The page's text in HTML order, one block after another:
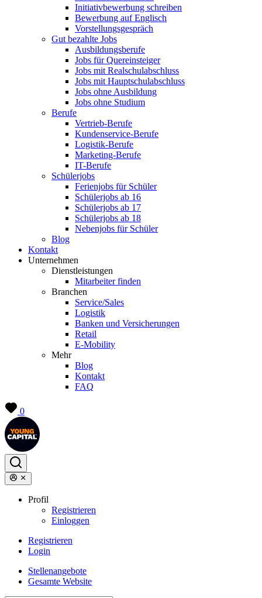
Initiativbewerbung schreiben
Bewerbung auf Englisch
Vorstellungsgespräch
Gut bezahlte Jobs
Ausbildungsberufe
Jobs für Quereinsteiger
Jobs mit Realschulabschluss
Jobs mit Hauptschulabschluss
Jobs ohne Ausbildung
Jobs ohne Studium
Berufe
Vertrieb-Berufe
Kundenservice-Berufe
Logistik-Berufe
Marketing-Berufe
IT-Berufe
Schülerjobs
Ferienjobs für Schüler
Schülerjobs ab 16
Schülerjobs ab 17
Schülerjobs ab 18
Nebenjobs für Schüler
Blog
Kontakt
Unternehmen
Dienstleistungen
Mitarbeiter finden
Branchen
Service/Sales
Logistik
Banken und Versicherungen
Retail
E-Mobility
Mehr
Blog
Kontakt
FAQ
0
Profil
Registrieren
Einloggen
Registrieren
Login
Stellenangebote
Gesamte Website